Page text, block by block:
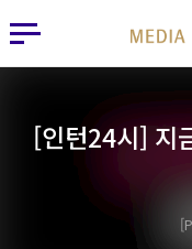
MY
사이드바 열기
[인턴24시] 지